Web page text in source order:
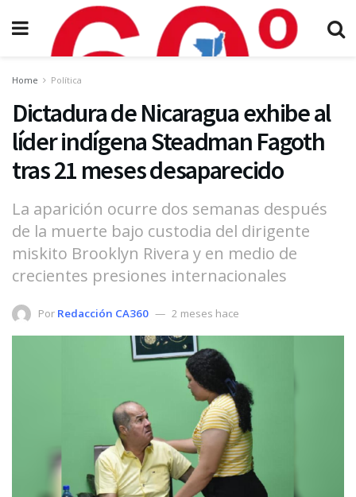
Home Política
Dictadura de Nicaragua exhibe al
líder indígena Steadman Fagoth
tras 21 meses desaparecido
La aparición ocurre dos semanas después
de la muerte bajo custodia del dirigente
miskito Brooklyn Rivera y en medio de
crecientes presiones internacionales
Por Redacción CA360 2 meses hace